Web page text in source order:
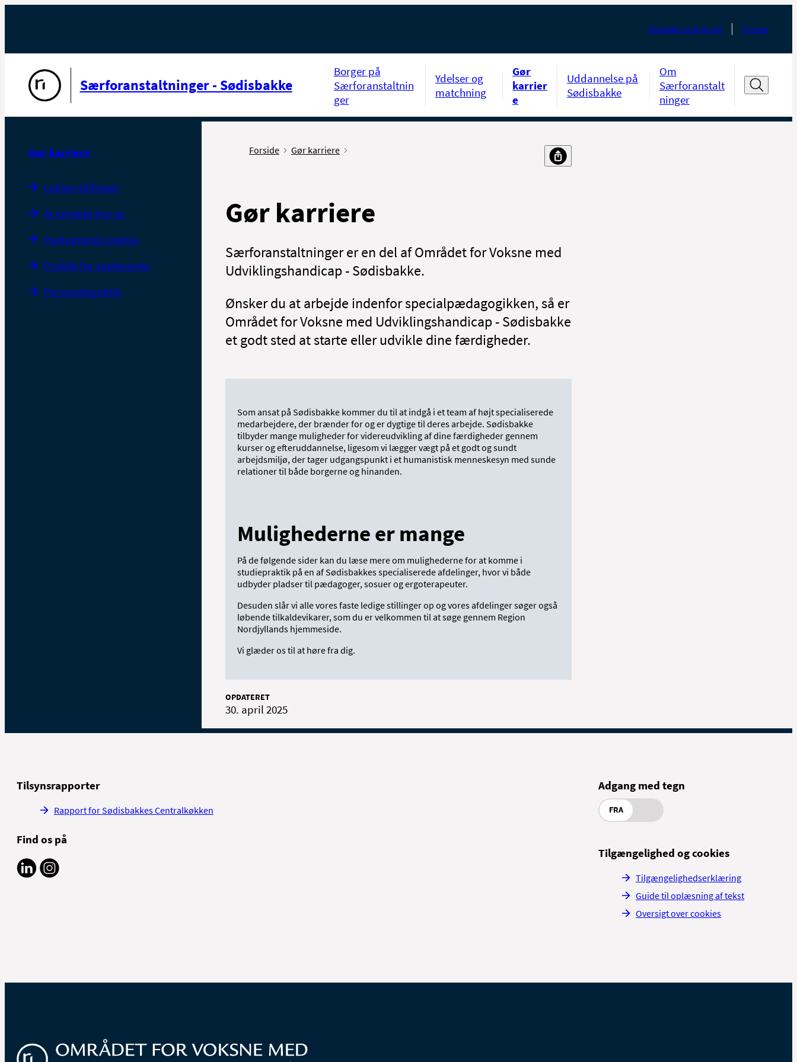
Kontakt og find vej Presse
Særforanstaltninger - Sødisbakke
Borger på
Særforanstaltnin
ger
Ydelser og
matchning
Gør
karrier
e
Uddannelse på
Sødisbakke
Om
Særforanstalt
ninger
Gør karriere
Ledige stillinger
At arbejde hos os
Pædagogisk praksis
Praktik for studerende
Personalepolitik
Forside Gør karriere
Gør karriere
Særforanstaltninger er en del af Området for Voksne med
Udviklingshandicap - Sødisbakke.
Ønsker du at arbejde indenfor specialpædagogikken, så er
Området for Voksne med Udviklingshandicap - Sødisbakke
et godt sted at starte eller udvikle dine færdigheder.
Som ansat på Sødisbakke kommer du til at indgå i et team af højt specialiserede
medarbejdere, der brænder for og er dygtige til deres arbejde. Sødisbakke
tilbyder mange muligheder for videreudvikling af dine færdigheder gennem
kurser og efteruddannelse, ligesom vi lægger vægt på et godt og sundt
arbejdsmiljø, der tager udgangspunkt i et humanistisk menneskesyn med sunde
relationer til både borgerne og hinanden.
Mulighederne er mange
På de følgende sider kan du læse mere om mulighederne for at komme i
studiepraktik på en af Sødisbakkes specialiserede afdelinger, hvor vi både
udbyder pladser til pædagoger, sosuer og ergoterapeuter.
Desuden slår vi alle vores faste ledige stillinger op og vores afdelinger søger også
løbende tilkaldevikarer, som du er velkommen til at søge gennem Region
Nordjyllands hjemmeside.
Vi glæder os til at høre fra dig.
OPDATERET
30. april 2025
Tilsynsrapporter
Rapport for Sødisbakkes Centralkøkken
Find os på
Adgang med tegn
FRA
Tilgængelighed og cookies
Tilgængelighedserklæring
Guide til oplæsning af tekst
Oversigt over cookies